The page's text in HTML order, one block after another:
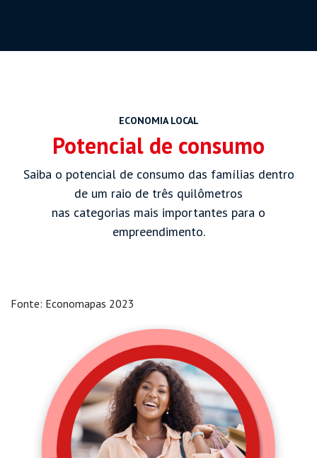
ECONOMIA LOCAL
Potencial de consumo
Saiba o potencial de consumo das famílias dentro
de um raio de três quilômetros
nas categorias mais importantes para o
empreendimento.
Fonte: Economapas 2023